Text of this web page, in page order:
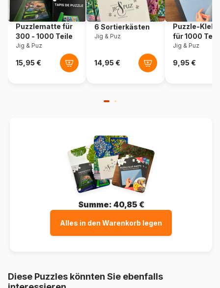
Maße 45 x 60 cm
Puzzlematte für
300 - 1000 Teile
Jig & Puz
6 Sortierkästen
Jig & Puz
Puzzle-
für 1000
Jig & Puz
Summe: 40,85 €
Alles in den Warenkorb legen
Diese Puzzles könnten Sie ebenfalls